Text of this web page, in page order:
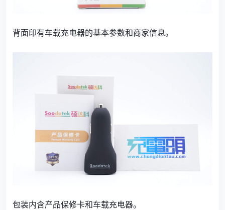
背面印有车载充电器的基本参数和商家信息。
包装内含产品保修卡和车载充电器。